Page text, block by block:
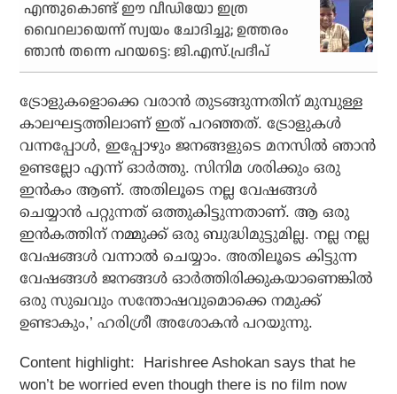
എന്തുകൊണ്ട് ഈ വീഡിയോ ഇത്ര
വൈറലായെന്ന് സ്വയം ചോദിച്ചു; ഉത്തരം
ഞാന്‍ തന്നെ പറയട്ടെ: ജി.എസ്.പ്രദീപ്
ട്രോളുകളൊക്കെ വരാന്‍ തുടങ്ങുന്നതിന് മുമ്പുള്ള
കാലഘട്ടത്തിലാണ് ഇത് പറഞ്ഞത്. ട്രോളുകള്‍
വന്നപ്പോള്‍, ഇപ്പോഴും ജനങ്ങളുടെ മനസില്‍ ഞാന്‍
ഉണ്ടല്ലോ എന്ന് ഓര്‍ത്തു. സിനിമ ശരിക്കും ഒരു
ഇന്‍കം ആണ്. അതിലൂടെ നല്ല വേഷങ്ങള്‍
ചെയ്യാന്‍ പറ്റുന്നത് ഒത്തുകിട്ടുന്നതാണ്. ആ ഒരു
ഇന്‍കത്തിന് നമ്മുക്ക് ഒരു ബുദ്ധിമുട്ടുമില്ല. നല്ല നല്ല
വേഷങ്ങള്‍ വന്നാല്‍ ചെയ്യാം. അതിലൂടെ കിട്ടുന്ന
വേഷങ്ങള്‍ ജനങ്ങള്‍ ഓര്‍ത്തിരിക്കുകയാണെങ്കില്‍
ഒരു സുഖവും സന്തോഷവുമൊക്കെ നമുക്ക്
ഉണ്ടാകും,’ ഹരിശ്രീ അശോകന്‍ പറയുന്നു.
Content highlight: Harishree Ashokan says that he
won’t be worried even though there is no film now